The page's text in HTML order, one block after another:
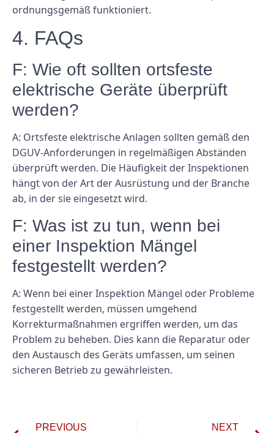
ordnungsgemäß funktioniert.
4. FAQs
F: Wie oft sollten ortsfeste
elektrische Geräte überprüft
werden?
A: Ortsfeste elektrische Anlagen sollten gemäß den
DGUV-Anforderungen in regelmäßigen Abständen
überprüft werden. Die Häufigkeit der Inspektionen
hängt von der Art der Ausrüstung und der Branche
ab, in der sie eingesetzt wird.
F: Was ist zu tun, wenn bei
einer Inspektion Mängel
festgestellt werden?
A: Wenn bei einer Inspektion Mängel oder Probleme
festgestellt werden, müssen umgehend
Korrekturmaßnahmen ergriffen werden, um das
Problem zu beheben. Dies kann die Reparatur oder
den Austausch des Geräts umfassen, um seinen
sicheren Betrieb zu gewährleisten.
PREVIOUS NEXT